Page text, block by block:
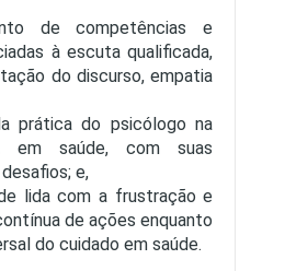
de competências e
à escuta qualificada,
do discurso, empatia
prática do psicólogo na
em saúde, com suas
e,
lida com a frustração e
de ações enquanto
do cuidado em saúde.